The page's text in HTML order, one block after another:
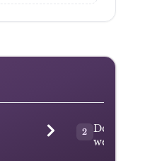
2
Débuts et
web